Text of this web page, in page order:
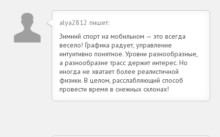
alya2812 пишет:
Зимний спорт на мобильном — это всегда
весело! Графика радует, управление
интуитивно понятное. Уровни разнообразные,
а разнообразие трасс держит интерес. Но
иногда не хватает более реалистичной
физики. В целом, расслабляющий способ
провести время в снежных склонах!